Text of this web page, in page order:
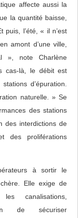
affecte aussi la
la quantité baisse,
puis, l’été, « il n’est
amont d’une ville,
», note Charlène
cas-là, le débit est
d’épuration.
naturelle. » Se
des stations
des interdictions de
des proliférations
à sortir le
Elle exige de
canalisations,
de sécuriser